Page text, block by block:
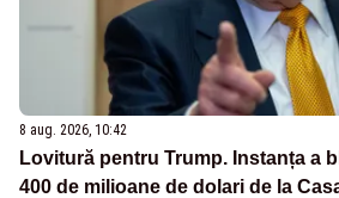
8 aug. 2026, 10:42
Lovitură pentru Trump. Instanța a
400 de milioane de dolari de la